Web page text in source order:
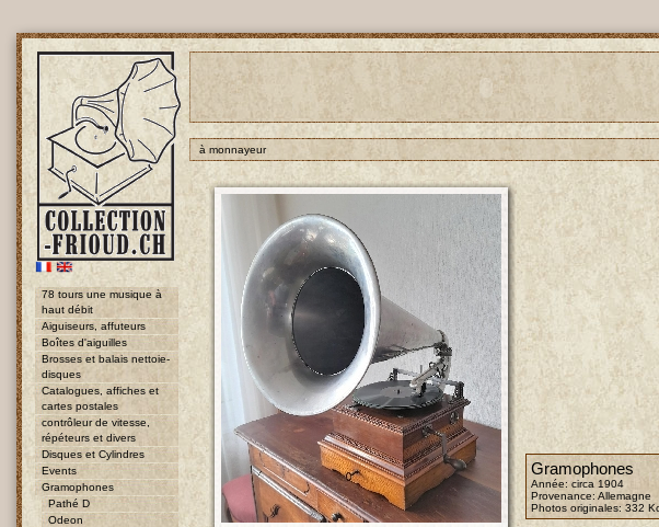
78 tours une musique à
haut débit
Aiguiseurs, affuteurs
Boîtes d'aiguilles
Brosses et balais nettoie-
disques
Catalogues, affiches et
cartes postales
contrôleur de vitesse,
répéteurs et divers
Disques et Cylindres
Events
Gramophones
Pathé D
Odeon
à monnayeur
Gramophones
Année: circa 1904
Provenance: Allemagne
Photos originales: 332